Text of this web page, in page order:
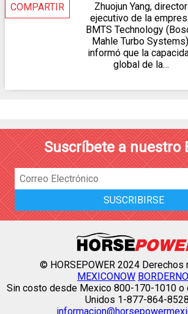
COMPARTIR
Zhuojun Yang, director
ejecutivo de la
BMTS Technology
Mahle Turbo
informó que la
global de la…
Suscríbete a nuestro
© HORSEPOWER 2024 Derechos
MEXICONOW
Sin costo desde Mexico 800-170-1010 o
Unidos 1-877-864-8528